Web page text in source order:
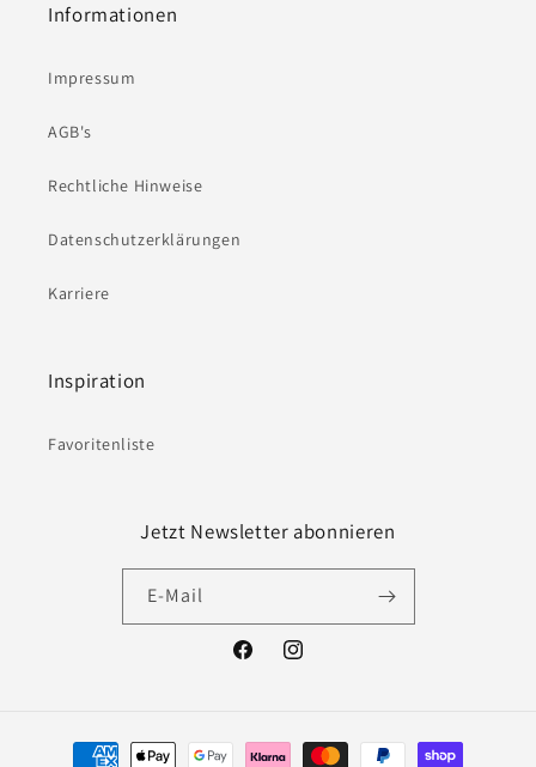
Informationen
Impressum
AGB's
Rechtliche Hinweise
Datenschutzerklärungen
Karriere
Inspiration
Favoritenliste
Jetzt Newsletter abonnieren
E-Mail
FacebookInstagram
Zahlungsmethoden